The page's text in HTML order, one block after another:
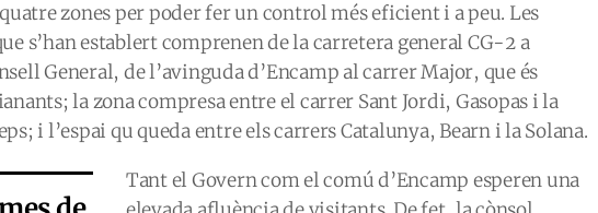
zones per poder fer un control més eficient i a peu. Les
s’han establert comprenen de la carretera general CG-2 a
General, de l’avinguda d’Encamp al carrer Major, que és
la zona compresa entre el carrer Sant Jordi, Gasopas i la
i l’espai qu queda entre els carrers Catalunya, Bearn i la Solana.
Tant el Govern com el comú d’Encamp esperen una